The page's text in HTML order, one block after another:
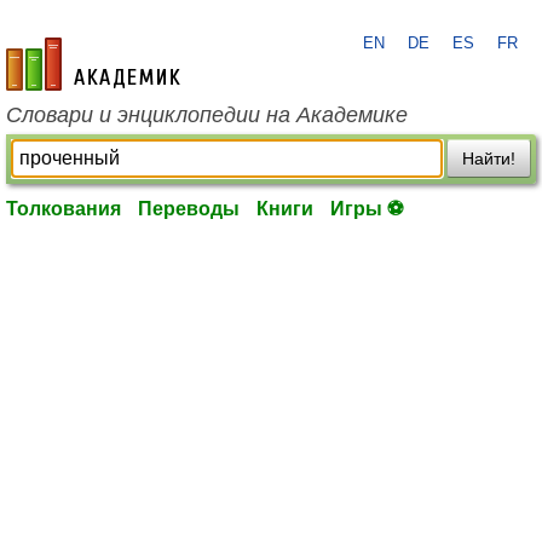
academic.ru
EN DE ES FR
Словари и энциклопедии на Академике
Найти!
Толкования Переводы Книги Игры ⚽